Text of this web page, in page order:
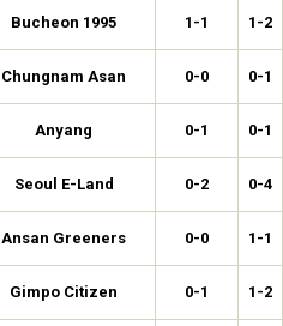
Bucheon 1995 1-1 1-2
Chungnam Asan 0-0 0-1
Anyang 0-1 0-1
Seoul E-Land 0-2 0-4
Ansan Greeners 0-0 1-1
Gimpo Citizen 0-1 1-2